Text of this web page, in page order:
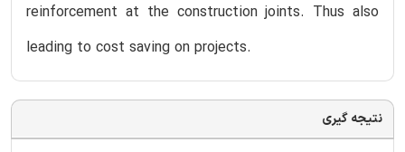
reinforcement at the construction joints. Thus also
leading to cost saving on projects.
نتیجه گیری